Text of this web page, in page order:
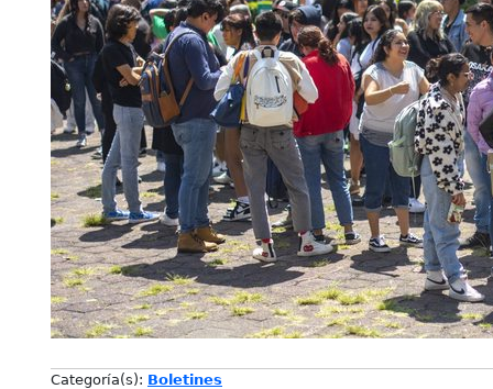
Categoría(s): Boletines